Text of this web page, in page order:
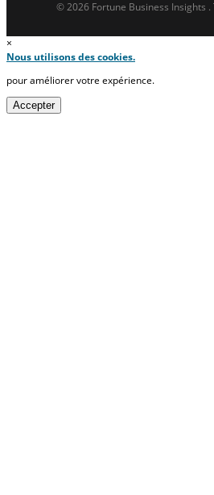
© 2026 Fortune Business Insights
×
Nous utilisons des cookies.
pour améliorer votre expérience.
Accepter